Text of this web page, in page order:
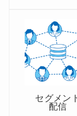
セグメン
配信